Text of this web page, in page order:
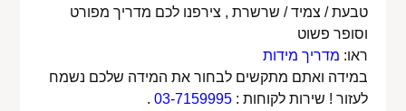
טבעת / צמיד / שרשרת , צירפנו לכם מדריך מפורט
וסופר פשוט
ראו: מדריך מידות
במידה ואתם מתקשים לבחור את המידה שלכם נשמח
לעזור ! שירות לקוחות :03-7159995
.